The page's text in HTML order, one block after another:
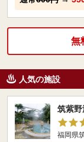
無
人気の施設
筑紫野
福岡県